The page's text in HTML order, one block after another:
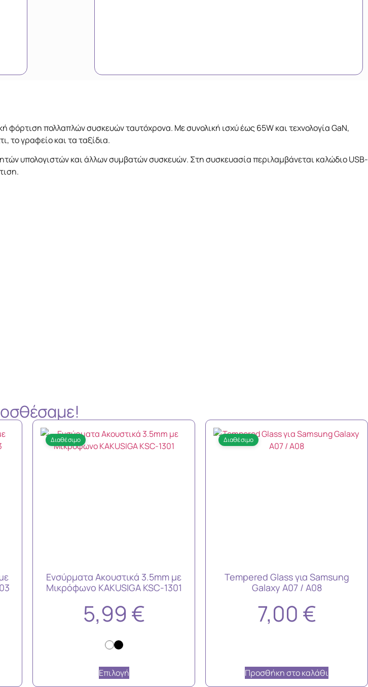
φόρτιση πολλαπλών συσκευών ταυτόχρονα. Με συνολική ισχύ έως 65W και τεχνολογία GaN,
το γραφείο και τα ταξίδια.
υπολογιστών και άλλων συμβατών συσκευών. Στη συσκευασία περιλαμβάνεται καλώδιο USB-
Διαθέσιμο
Ενσύρματα Ακουστικά 3.5mm με
Μικρόφωνο KAKUSIGA KSC-1301
5,99 €
Επιλογή
Διαθέσιμο
Tempered Glass για Samsung
Galaxy A07 / A08
7,00 €
Προσθήκη στο καλάθι